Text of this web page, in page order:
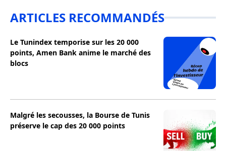
ARTICLES RECOMMANDÉS
Le Tunindex temporise sur les 20 000
points, Amen Bank anime le marché des
blocs
Malgré les secousses, la Bourse de Tunis
préserve le cap des 20 000 points